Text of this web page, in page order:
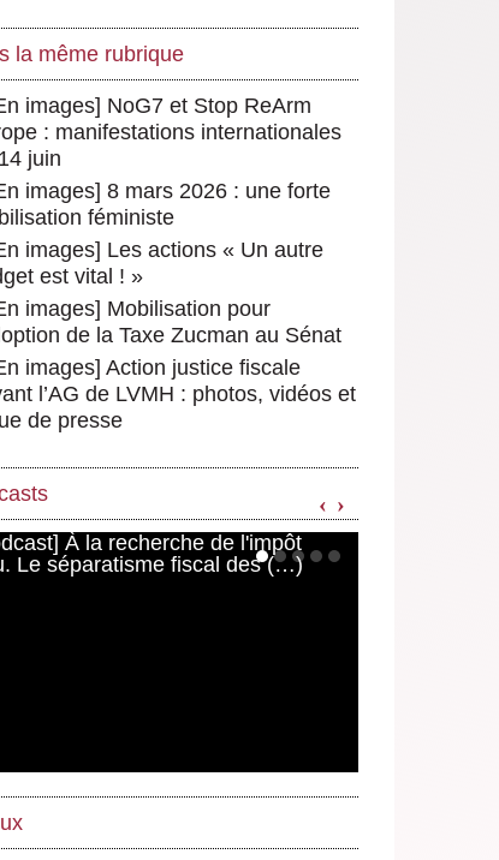
la même rubrique
images] NoG7 et Stop ReArm
: manifestations internationales
juin
images] 8 mars 2026 : une forte
féministe
images] Les actions « Un autre
est vital ! »
images] Mobilisation pour
de la Taxe Zucman au Sénat
images] Action justice fiscale
l’AG de LVMH : photos, vidéos et
de presse
‹ ›